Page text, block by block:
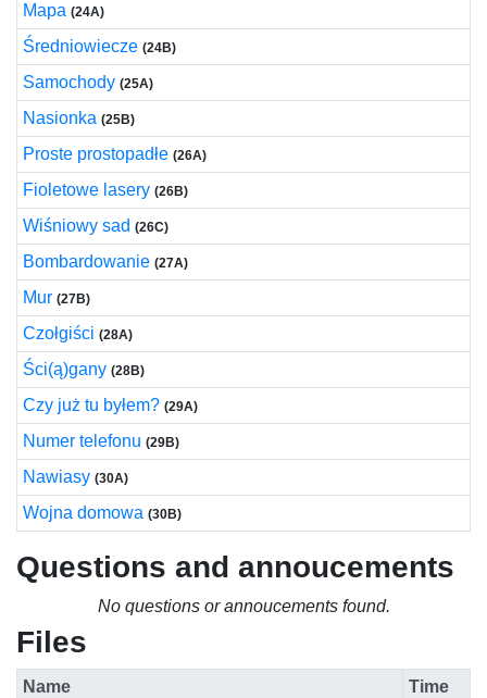
Mapa (24A)
Średniowiecze (24B)
Samochody (25A)
Nasionka (25B)
Proste prostopadłe (26A)
Fioletowe lasery (26B)
Wiśniowy sad (26C)
Bombardowanie (27A)
Mur (27B)
Czołgiści (28A)
Ści(ą)gany (28B)
Czy już tu byłem? (29A)
Numer telefonu (29B)
Nawiasy (30A)
Wojna domowa (30B)
Questions and annoucements
No questions or annoucements found.
Files
Name
Time